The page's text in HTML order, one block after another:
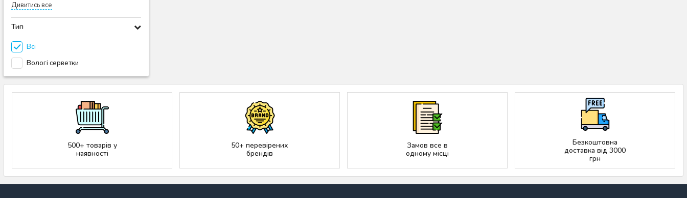
Дивитись все
Тип
Всі
Вологі серветки
500+ товарів у
наявності
50+ перевірених
брендів
Замов все в
одному місці
Безкоштовна
доставка від 3000
грн